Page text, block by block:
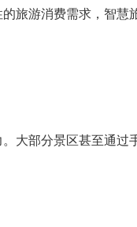
旅游消费需求，智慧
大部分景区甚至通过